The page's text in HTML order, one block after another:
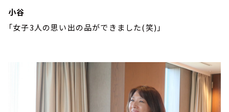
小谷
「女子3人の思い出の品ができました(笑)」